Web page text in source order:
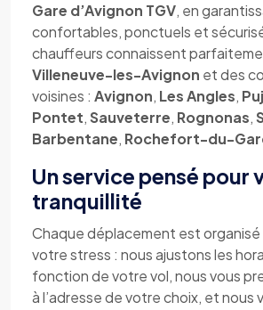
Gare d’Avignon TGV, en
confortables, ponctuels et
chauffeurs connaissent
Villeneuve-les-Avignon et des
voisines : Avignon, Les Angles,
Pontet,Sauveterre, Rognonas,
Barbentane, Rochefort-du-
Un service pensé pour
tranquillité
Chaque déplacement est organisé
votre stress : nous ajustons les
fonction de votre vol, nous vous
à l’adresse de votre choix, et nous